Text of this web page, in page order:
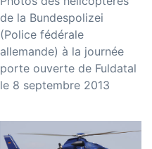
de la Bundespolizei
(Police fédérale
allemande) à la journée
porte ouverte de Fuldatal
le 8 septembre 2013